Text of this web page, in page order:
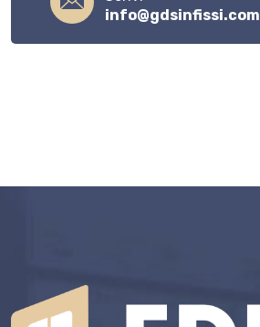
info@gdsinfissi.com